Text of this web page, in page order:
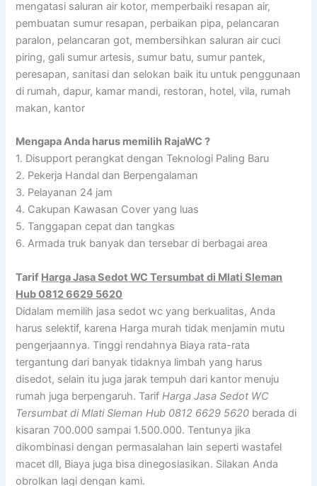
mengatasi saluran air kotor, memperbaiki resapan air,
pembuatan sumur resapan, perbaikan pipa, pelancaran
paralon, pelancaran got, membersihkan saluran air cuci
piring, gali sumur artesis, sumur batu, sumur pantek,
peresapan, sanitasi dan selokan baik itu untuk penggunaan
di rumah, dapur, kamar mandi, restoran, hotel, vila, rumah
makan, kantor
Mengapa Anda harus memilih RajaWC ?
1. Disupport perangkat dengan Teknologi Paling Baru
2. Pekerja Handal dan Berpengalaman
3. Pelayanan 24 jam
4. Cakupan Kawasan Cover yang luas
5. Tanggapan cepat dan tangkas
6. Armada truk banyak dan tersebar di berbagai area
Tarif Harga Jasa Sedot WC Tersumbat di Mlati Sleman
Hub 0812 6629 5620
Didalam memilih jasa sedot wc yang berkualitas, Anda
harus selektif, karena Harga murah tidak menjamin mutu
pengerjaannya. Tinggi rendahnya Biaya rata-rata
tergantung dari banyak tidaknya limbah yang harus
disedot, selain itu juga jarak tempuh dari kantor menuju
rumah juga berpengaruh. TarifHarga Jasa Sedot WC
Tersumbat di Mlati Sleman Hub 0812 6629 5620 berada di
kisaran 700.000 sampai 1.500.000. Tentunya jika
dikombinasi dengan permasalahan lain seperti wastafel
macet dll, Biaya juga bisa dinegosiasikan. Silakan Anda
obrolkan lagi dengan kami.